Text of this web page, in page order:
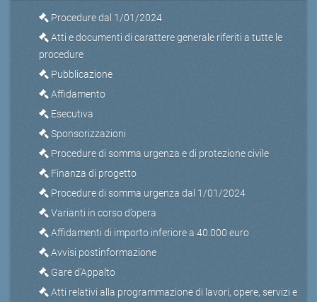
Procedure dal 1/01/2024
Atti e documenti di carattere generale riferiti a tutte le
procedure
Pubblicazione
Affidamento
Esecutiva
Sponsorizzazioni
Procedure di somma urgenza e di protezione civile
Finanza di progetto
Procedure di somma urgenza dal 1/01/2024
Varianti in corso d’opera
Affidamenti di importo inferiore a 40.000 euro
Avvisi postinformazione
Gare d'Appalto
Atti relativi alla programmazione di lavori, opere, servizi e